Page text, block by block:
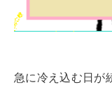
急に冷え込む日が